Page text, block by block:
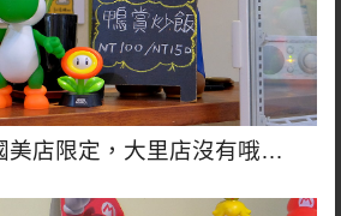
美店限定，大里店沒有哦…